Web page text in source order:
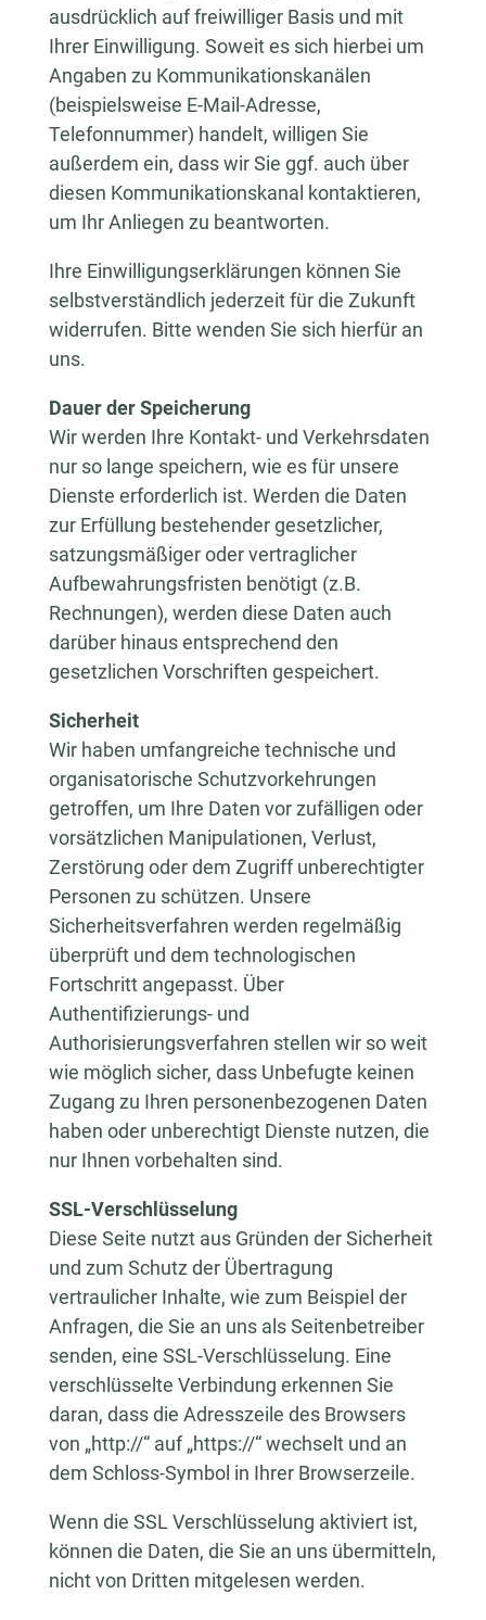
ausdrücklich auf freiwilliger Basis und mit
Ihrer Einwilligung. Soweit es sich hierbei um
Angaben zu Kommunikationskanälen
(beispielsweise E-Mail-Adresse,
Telefonnummer) handelt, willigen Sie
außerdem ein, dass wir Sie ggf. auch über
diesen Kommunikationskanal kontaktieren,
um Ihr Anliegen zu beantworten.
Ihre Einwilligungserklärungen können Sie
selbstverständlich jederzeit für die Zukunft
widerrufen. Bitte wenden Sie sich hierfür an
uns.
Dauer der Speicherung
Wir werden Ihre Kontakt- und Verkehrsdaten
nur so lange speichern, wie es für unsere
Dienste erforderlich ist. Werden die Daten
zur Erfüllung bestehender gesetzlicher,
satzungsmäßiger oder vertraglicher
Aufbewahrungsfristen benötigt (z.B.
Rechnungen), werden diese Daten auch
darüber hinaus entsprechend den
gesetzlichen Vorschriften gespeichert.
Sicherheit
Wir haben umfangreiche technische und
organisatorische Schutzvorkehrungen
getroffen, um Ihre Daten vor zufälligen oder
vorsätzlichen Manipulationen, Verlust,
Zerstörung oder dem Zugriff unberechtigter
Personen zu schützen. Unsere
Sicherheitsverfahren werden regelmäßig
überprüft und dem technologischen
Fortschritt angepasst. Über
Authentifizierungs- und
Authorisierungsverfahren stellen wir so weit
wie möglich sicher, dass Unbefugte keinen
Zugang zu Ihren personenbezogenen Daten
haben oder unberechtigt Dienste nutzen, die
nur Ihnen vorbehalten sind.
SSL-Verschlüsselung
Diese Seite nutzt aus Gründen der Sicherheit
und zum Schutz der Übertragung
vertraulicher Inhalte, wie zum Beispiel der
Anfragen, die Sie an uns als Seitenbetreiber
senden, eine SSL-Verschlüsselung. Eine
verschlüsselte Verbindung erkennen Sie
daran, dass die Adresszeile des Browsers
von „http://“ auf „https://“ wechselt und an
dem Schloss-Symbol in Ihrer Browserzeile.
Wenn die SSL Verschlüsselung aktiviert ist,
können die Daten, die Sie an uns übermitteln,
nicht von Dritten mitgelesen werden.